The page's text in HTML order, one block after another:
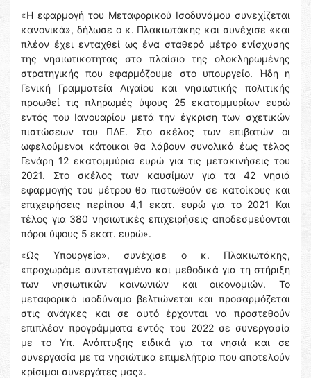
«Η εφαρμογή του Μεταφορικού Ισοδυνάμου συνεχίζεται
κανονικά», δήλωσε ο κ. Πλακιωτάκης και συνέχισε «και
πλέον έχει ενταχθεί ως ένα σταθερό μέτρο ενίσχυσης
της νησιωτικοτητας στο πλαίσιο της ολοκληρωμένης
στρατηγικής που εφαρμόζουμε στο υπουργείο. Ήδη η
Γενική Γραμματεία Αιγαίου και νησιωτικής πολιτικής
προωθεί τις πληρωμές ύψους 25 εκατομμυρίων ευρώ
εντός του Ιανουαρίου μετά την έγκριση των σχετικών
πιστώσεων του ΠΔΕ. Στο σκέλος των επιβατών οι
ωφελούμενοι κάτοικοι θα λάβουν συνολικά έως τέλος
Γενάρη 12 εκατομμύρια ευρώ για τις μετακινήσεις του
2021. Στο σκέλος των καυσίμων για τα 42 νησιά
εφαρμογής του μέτρου θα πιστωθούν σε κατοίκους και
επιχειρήσεις περίπου 4,1 εκατ. ευρώ για το 2021 Και
τέλος για 380 νησιωτικές επιχειρήσεις αποδεσμεύονται
πόροι ύψους 5 εκατ. ευρώ».
«Ως Υπουργείο», συνέχισε ο κ. Πλακιωτάκης,
«προχωράμε συντεταγμένα και μεθοδικά για τη στήριξη
των νησιωτικών κοινωνιών και οικονομιών. Το
μεταφορικό ισοδύναμο βελτιώνεται και προσαρμόζεται
στις ανάγκες και σε αυτό έρχονται να προστεθούν
επιπλέον προγράμματα εντός του 2022 σε συνεργασία
με το Υπ. Ανάπτυξης ειδικά για τα νησιά και σε
συνεργασία με τα νησιώτικα επιμελήτρια που αποτελούν
κρίσιμοι συνεργάτες μας».